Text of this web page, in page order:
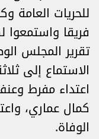
للحريات العامة
فريقا واستمعوا
تقرير المجلس
الاستماع إلى
اعتداء مفرط
كمال عماري،
الوفاة.